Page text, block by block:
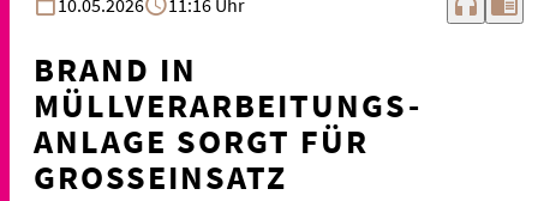
10.05.2026
11:16 Uhr
BRAND IN
MÜLLVERARBEITUNGS-
ANLAGE SORGT FÜR
GROSSEINSATZ